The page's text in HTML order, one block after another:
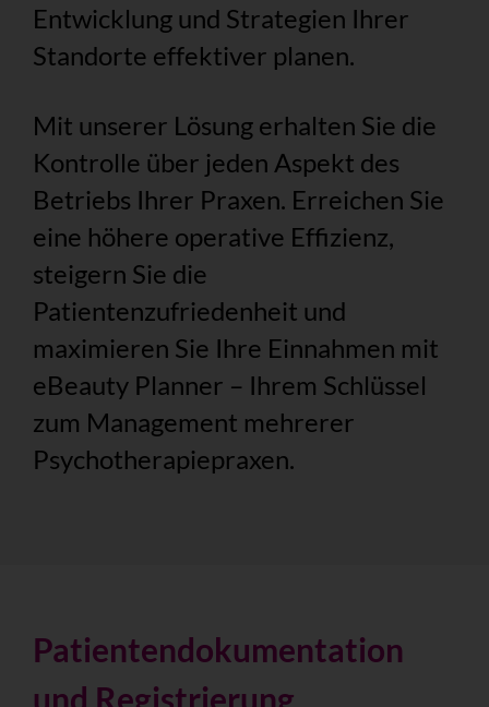
Entwicklung und Strategien Ihrer
Standorte effektiver planen.
Mit unserer Lösung erhalten Sie die
Kontrolle über jeden Aspekt des
Betriebs Ihrer Praxen. Erreichen Sie
eine höhere operative Effizienz,
steigern Sie die
Patientenzufriedenheit und
maximieren Sie Ihre Einnahmen mit
eBeauty Planner – Ihrem Schlüssel
zum Management mehrerer
Psychotherapiepraxen.
Patientendokumentation
und Registrierung